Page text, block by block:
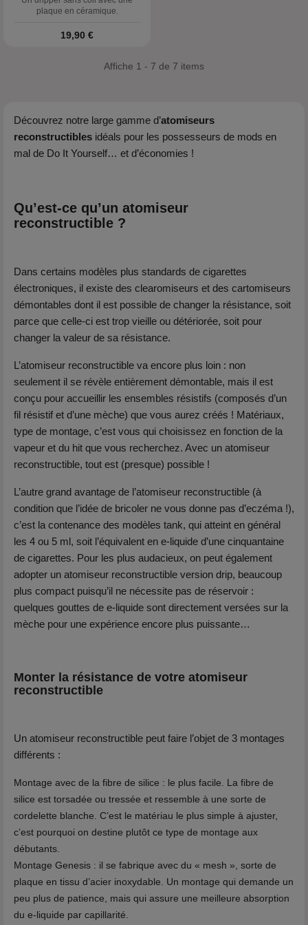
plaque en céramique.
Prix
19,90 €
Affiche 1 - 7 de 7 items
Découvrez notre large gamme d’atomiseurs
reconstructibles idéals pour les possesseurs de mods en
mal de Do It Yourself… et d’économies !
Qu’est-ce qu’un atomiseur
reconstructible ?
Dans certains modèles plus standards de cigarettes
électroniques, il existe des clearomiseurs et des cartomiseurs
démontables dont il est possible de changer la résistance, soit
parce que celle-ci est trop vieille ou détériorée, soit pour
changer la valeur de sa résistance.
L’atomiseur reconstructible va encore plus loin : non
seulement il se révèle entièrement démontable, mais il est
conçu pour accueillir les ensembles résistifs (composés d’un
fil résistif et d’une mèche) que vous aurez créés ! Matériaux,
type de montage, c’est vous qui choisissez en fonction de la
vapeur et du hit que vous recherchez. Avec un atomiseur
reconstructible, tout est (presque) possible !
L’autre grand avantage de l’atomiseur reconstructible (à
condition que l’idée de bricoler ne vous donne pas d’eczéma !),
c’est la contenance des modèles tank, qui atteint en général
les 4 ou 5 ml, soit l’équivalent en e-liquide d’une cinquantaine
de cigarettes. Pour les plus audacieux, on peut également
adopter un atomiseur reconstructible version drip, beaucoup
plus compact puisqu’il ne nécessite pas de réservoir :
quelques gouttes de e-liquide sont directement versées sur la
mèche pour une expérience encore plus puissante…
Monter la résistance de votre atomiseur
reconstructible
Un atomiseur reconstructible peut faire l’objet de 3 montages
différents :
Montage avec de la fibre de silice : le plus facile. La fibre de
silice est torsadée ou tressée et ressemble à une sorte de
cordelette blanche. C’est le matériau le plus simple à ajuster,
c’est pourquoi on destine plutôt ce type de montage aux
débutants.
Montage Genesis : il se fabrique avec du « mesh », sorte de
plaque en tissu d’acier inoxydable. Un montage qui demande un
peu plus de patience, mais qui assure une meilleure absorption
du e-liquide par capillarité.